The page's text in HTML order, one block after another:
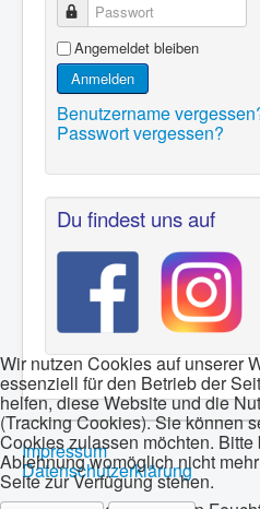
Passwort
Angemeldet bleiben
Anmelden
Benutzername
Passwort vergessen?
Du findest uns auf
Impressum
Datenschutzerklärung
Wir nutzen Cookies auf unserer
essenziell für den Betrieb der
helfen, diese Website und die
(Tracking Cookies). Sie können
Cookies zulassen möchten.
Ablehnung womöglich nicht
Seite zur Verfügung stehen.